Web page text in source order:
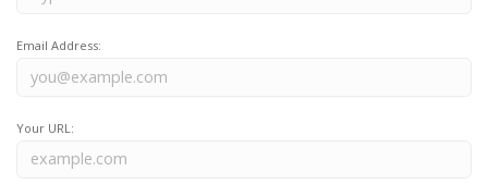
Email Address:
Your URL: